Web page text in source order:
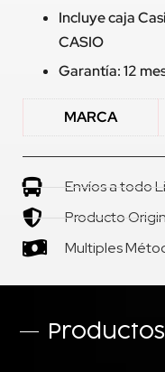
Incluye caja
CASIO
Garantía: 12
MARCA
Envíos a todo
Producto
Multiples
Productos